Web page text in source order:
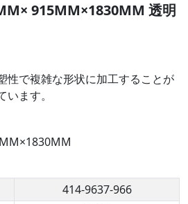
915MM×1830MM 透明
性で複雑な形状に加工することが
ます。
414-9637-966